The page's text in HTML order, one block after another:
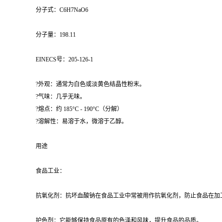
分子式：C6H7NaO6
分子量：198.11
EINECS号：205-126-1
?外观：通常为白色或淡黄色结晶性粉末。
?气味：几乎无味。
?熔点：约 185°C - 190°C（分解）
?溶解性：易溶于水，微溶于乙醇。
用途
食品工业：
抗氧化剂：抗坏血酸钠在食品工业中常被用作抗氧化剂，防止食品在加
护色剂：它能够保持食品原有的色泽和风味，提升食品的品质。